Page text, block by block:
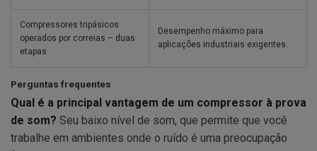
Compressores tripásicos
operados por correias – duas
etapas
Desempenho máximo para
aplicações industriais exigentes.
Perguntas frequentes
Qual é a principal vantagem de um compressor à prova
de som? Seu baixo nível de som, que permite que você
trabalhe em ambientes onde o ruído é uma preocupação